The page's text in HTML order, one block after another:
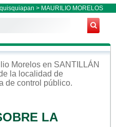
> MAURILIO MORELOS
Morelos en SANTILLÁN
la localidad de
de control público.
LA